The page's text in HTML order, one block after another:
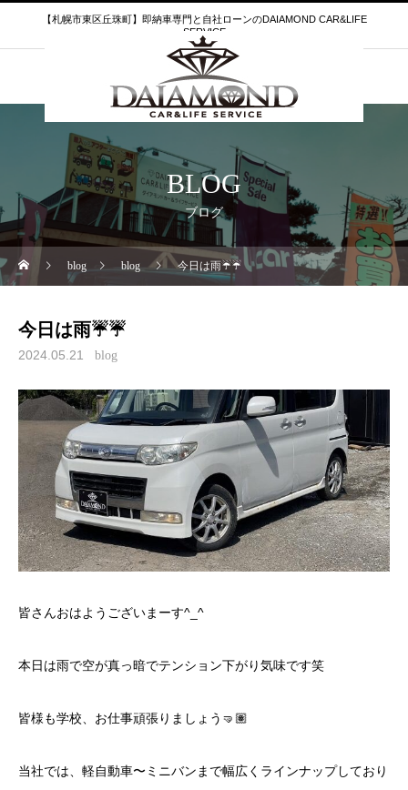
【札幌市東区丘珠町】即納車専門と自社ローンのDAIAMOND CAR&LIFE
SERVICE
BLOG
ブログ
blog blog 今日は雨☔☔
今日は雨☔☔
2024.05.21 blog
皆さんおはようございまーす^_^
本日は雨で空が真っ暗でテンション下がり気味です笑
皆様も学校、お仕事頑張りましょう🤜🏽
当社では、軽自動車〜ミニバンまで幅広くラインナップしており